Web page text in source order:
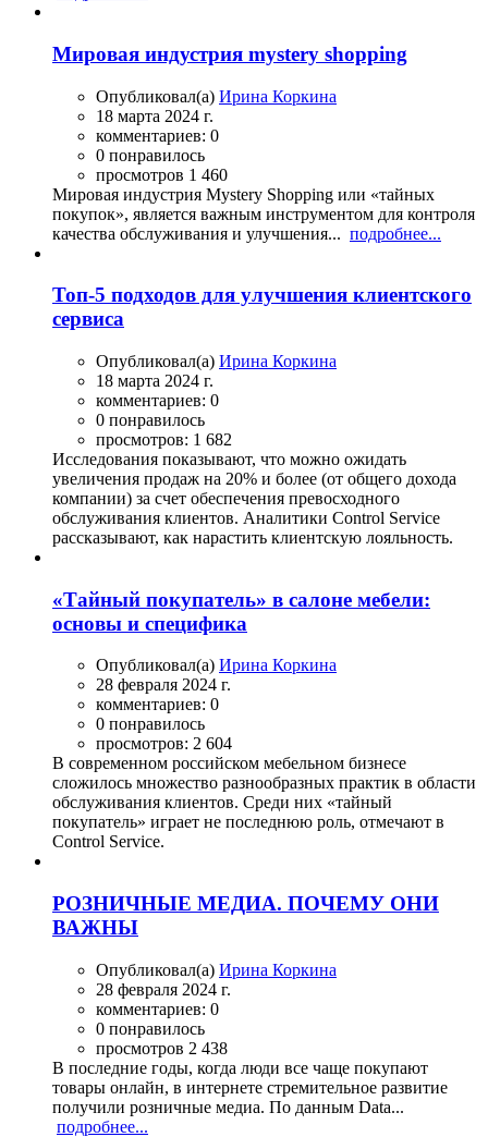
Мировая индустрия mystery shopping
Опубликовал(а) Ирина Коркина
18 марта 2024 г.
комментариев: 0
0 понравилось
просмотров 1 460
Мировая индустрия Mystery Shopping или «тайных
покупок», является важным инструментом для контроля
качества обслуживания и улучшения... подробнее...
Топ-5 подходов для улучшения клиентского
сервиса
Опубликовал(а) Ирина Коркина
18 марта 2024 г.
комментариев: 0
0 понравилось
просмотров: 1 682
Исследования показывают, что можно ожидать
увеличения продаж на 20% и более (от общего дохода
компании) за счет обеспечения превосходного
обслуживания клиентов. Аналитики Control Service
рассказывают, как нарастить клиентскую лояльность.
«Тайный покупатель» в салоне мебели:
основы и специфика
Опубликовал(а) Ирина Коркина
28 февраля 2024 г.
комментариев: 0
0 понравилось
просмотров: 2 604
В современном российском мебельном бизнесе
сложилось множество разнообразных практик в области
обслуживания клиентов. Среди них «тайный
покупатель» играет не последнюю роль, отмечают в
Control Service.
РОЗНИЧНЫЕ МЕДИА. ПОЧЕМУ ОНИ
ВАЖНЫ
Опубликовал(а) Ирина Коркина
28 февраля 2024 г.
комментариев: 0
0 понравилось
просмотров 2 438
В последние годы, когда люди все чаще покупают
товары онлайн, в интернете стремительное развитие
получили розничные медиа. По данным Data...
подробнее...